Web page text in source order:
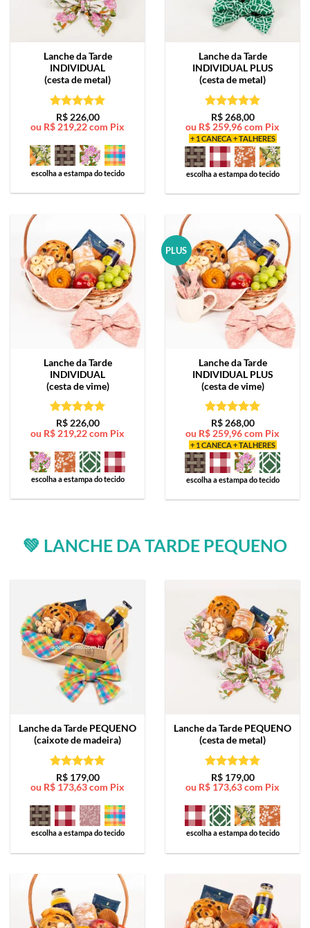
Lanche da Tarde
INDIVIDUAL
(cesta de metal)
Avaliação5
de 5
R$226,00
ou R$ 219,22com Pix
escolha a estampa do tecido
Lanche da Tarde
INDIVIDUAL PLUS
(cesta de metal)
Avaliação5
de 5
R$268,00
ou R$ 259,96com Pix
+ 1 CANECA + TALHERES
escolha a estampa do tecido
Lanche da Tarde
INDIVIDUAL
(cesta de vime)
Avaliação5
de 5
R$226,00
ou R$ 219,22com Pix
escolha a estampa do tecido
PLUS
Lanche da Tarde
INDIVIDUAL PLUS
(cesta de vime)
Avaliação5
de 5
R$268,00
ou R$ 259,96com Pix
+ 1 CANECA + TALHERES
escolha a estampa do tecido
💚 LANCHE DA TARDE PEQUENO
Lanche da Tarde PEQUENO
(caixote de madeira)
Avaliação5
de 5
R$179,00
ou R$ 173,63com Pix
escolha a estampa do tecido
Lanche da Tarde PEQUENO
(cesta de metal)
Avaliação5
de 5
R$179,00
ou R$ 173,63com Pix
escolha a estampa do tecido